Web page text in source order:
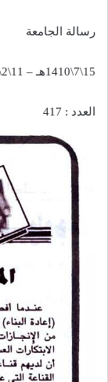
رسالة الجامعة
15\7\1410هـ – 11\2\1990هـ
العدد : 417